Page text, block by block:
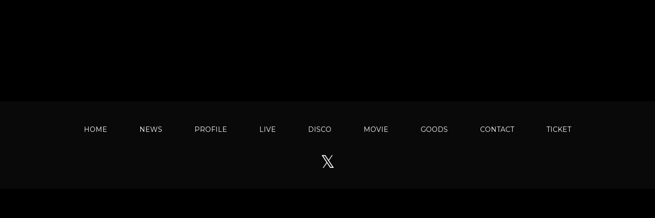
HOME NEWS PROFILE LIVE DISCO MOVIE GOODS CONTACT TICKET
𝕏